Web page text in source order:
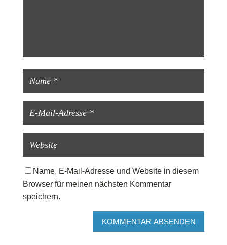
Name, E-Mail-Adresse und Website in diesem
Browser für meinen nächsten Kommentar
speichern.